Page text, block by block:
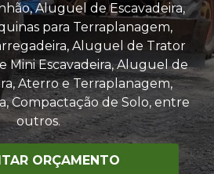
Aluguel de Escavadeira,
para Terraplanagem,
Aluguel de Trator
Mini Escavadeira, Aluguel de
Aterro e Terraplanagem,
Compactação de Solo, entre
outros.
ORÇAMENTO